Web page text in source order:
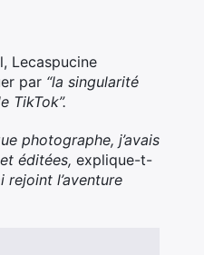
Lecaspucine
par “la singularité
TikTok”.
photographe, j’avais
éditées, explique-t-
l’aventure